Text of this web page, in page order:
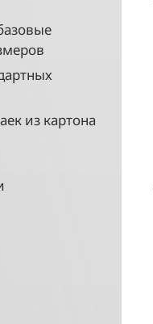
из картона